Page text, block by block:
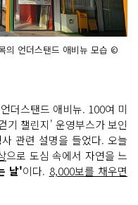
의 언더스탠드 애비뉴 모습 ©
더스탠드 애비뉴. 100여 미
기 챌린지' 운영부스가 보인
관련 설명을 들었다. 오늘
으로 도심 속에서 자연을 느
날'이다. 8,000보를 채우면